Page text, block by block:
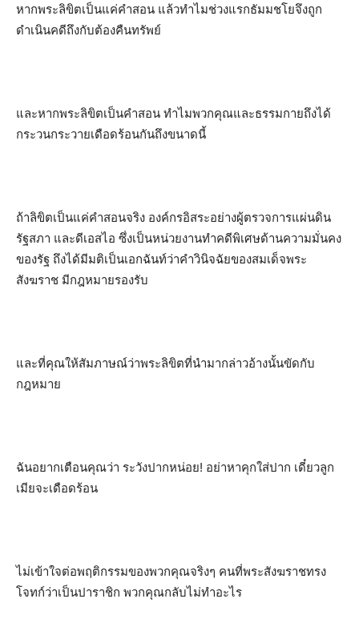
หากพระลิขิตเป็นแค่คำสอน แล้วทำไมช่วงแรกธัมมชโยจึงถูก
ดำเนินคดีถึงกับต้องคืนทรัพย์
และหากพระลิขิตเป็นคำสอน ทำไมพวกคุณและธรรมกายถึงได้
กระวนกระวายเดือดร้อนกันถึงขนาดนี้
ถ้าลิขิตเป็นแค่คำสอนจริง องค์กรอิสระอย่างผู้ตรวจการแผ่นดิน
รัฐสภา และดีเอสไอ ซึ่งเป็นหน่วยงานทำคดีพิเศษด้านความมั่นคง
ของรัฐ ถึงได้มีมติเป็นเอกฉันท์ว่าคำวินิจฉัยของสมเด็จพระ
สังฆราช มีกฎหมายรองรับ
และที่คุณให้สัมภาษณ์ว่าพระลิขิตที่นำมากล่าวอ้างนั้นขัดกับ
กฎหมาย
ฉันอยากเตือนคุณว่า ระวังปากหน่อย! อย่าหาคุกใส่ปาก เดี๋ยวลูก
เมียจะเดือดร้อน
ไม่เข้าใจต่อพฤติกรรมของพวกคุณจริงๆ คนที่พระสังฆราชทรง
โจทก์ว่าเป็นปาราชิก พวกคุณกลับไม่ทำอะไร